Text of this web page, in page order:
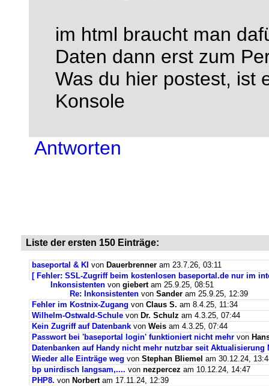
im html braucht man
Daten dann erst zum
Was du hier postest, ist
Konsole
Antworten
Liste der ersten 150 Einträge:
baseportal & KI von Dauerbrenner am 23.7.26, 03:11
[ Fehler: SSL-Zugriff beim kostenlosen baseportal.de nur im
Inkonsistenten von giebertam 25.9.25, 08:51
Re: Inkonsistenten von Sander am 25.9.25, 12:39
Fehler im Kostnix-Zugang von Claus S. am 8.4.25, 11:34
Wilhelm-Ostwald-Schule von Dr. Schulz am 4.3.25, 07:44
Kein Zugriff auf Datenbank von Weis am 4.3.25, 07:44
Passwort bei 'baseportal login' funktioniert nicht mehr von
Datenbanken auf Handy nicht mehr nutzbar seit Aktualisierung
Wieder alle Einträge weg von Stephan Bliemel am 30.12.24,
bp unirdisch langsam,.... von nezpercez am 10.12.24, 14:47
PHP8. von Norbertam 17.11.24, 12:39